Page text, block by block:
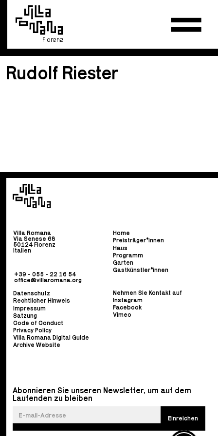
Florenz
Rudolf Riester
Villa Romana
Via Senese 68
50124 Florenz
Italien
+39 - 055 - 22 16 54
office@villaromana.org
Home
Preisträger*innen
Haus
Programm
Garten
Gastkünstler*innen
Datenschutz
Rechtlicher Hinweis
Impressum
Satzung
Code of Conduct
Privacy Policy
Villa Romana Digital Guide
Archive Website
Nehmen Sie Kontakt auf
Instagram
Facebook
Vimeo
Abonnieren Sie unseren Newsletter, um auf dem
Laufenden zu bleiben